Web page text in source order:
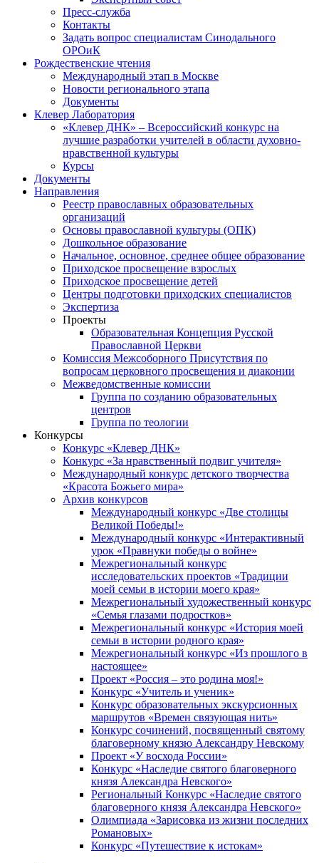
Пресс-служба
Контакты
Задать вопрос специалистам Синодального
ОРОиК
Рождественские чтения
Международный этап в Москве
Новости регионального этапа
Документы
Клевер Лаборатория
«Клевер ДНК» – Всероссийский конкурс на
лучшие разработки учителей в области духовно-
нравственной культуры
Курсы
Документы
Направления
Реестр православных образовательных
организаций
Основы православной культуры (ОПК)
Дошкольное образование
Начальное, основное, среднее общее образование
Приходское просвещение взрослых
Приходское просвещение детей
Центры подготовки приходских специалистов
Экспертиза
Проекты
Образовательная Концепция Русской
Православной Церкви
Комиссия Межсоборного Присутствия по
вопросам церковного просвещения и диаконии
Межведомственные комиссии
Группа по созданию образовательных
центров
Группа по теологии
Конкурсы
Конкурс «Клевер ДНК»
Конкурс «За нравственный подвиг учителя»
Международный конкурс детского творчества
«Красота Божьего мира»
Архив конкурсов
Международный конкурс «Две столицы
Великой Победы!»
Международный конкурс «Интерактивный
урок «Правнуки победы о войне»
Межрегиональный конкурс
исследовательских проектов «Традиции
моей семьи в истории моего края»
Межрегиональный художественный конкурс
«Семья глазами подростков»
Межрегиональный конкурс «История моей
семьи в истории родного края»
Межрегиональный конкурс «Из прошлого в
настоящее»
Проект «Россия – это родина моя!»
Конкурс «Учитель и ученик»
Конкурс образовательных экскурсионных
маршрутов «Времен связующая нить»
Конкурс сочинений, посвященный святому
благоверному князю Александру Невскому
Проект «У восхода России»
Конкурс «Наследие святого благоверного
князя Александра Невского»
Региональный Конкурс «Наследие святого
благоверного князя Александра Невского»
Олимпиада «Зарисовка из жизни последних
Романовых»
Конкурс «Путешествие к истокам»